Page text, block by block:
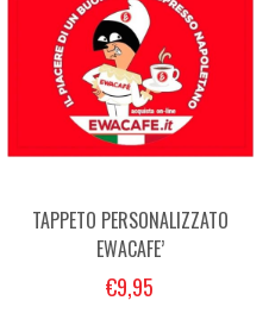
TAPPETO PERSONALIZZATO
EWACAFE’
€9,95